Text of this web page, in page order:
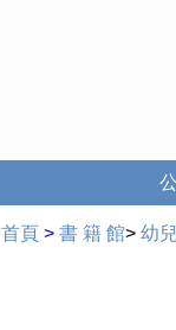
首頁 > 書 籍 館> 幼